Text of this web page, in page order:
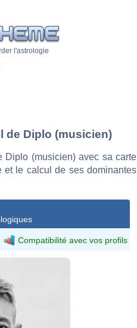
l'astrologie
de Diplo (musicien)
Diplo (musicien) avec sa carte
et le calcul de ses dominantes
Compatibilité avec vos profils